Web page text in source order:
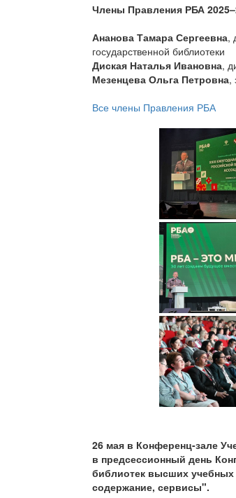
Члены Правления РБА
Ананова Тамара Сергеевна,
государственной библиотеки
Диская Наталья Ивановна,
Мезенцева Ольга Петровна,
Все члены Правления РБА
26 мая в Конференц-зале
в предсессионный день
библиотек высших учебных
содержание, сервисы".